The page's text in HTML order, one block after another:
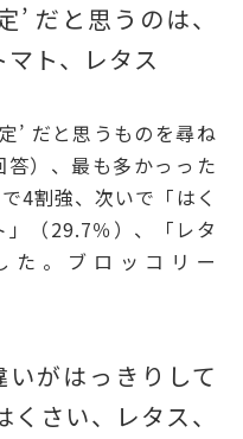
だと思うのは、
ト、レタス
’ だと思うものを尋ね
）、最も多かっった
4割強、次いで「はく
（29.7％）、「レタ
た。ブロッコリー
がはっきりして
さい、レタス、